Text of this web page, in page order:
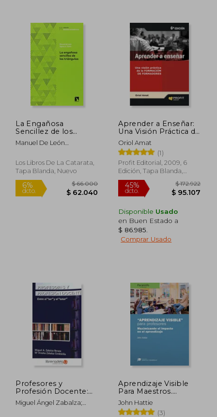
45%
dcto.
$ 178.377
$ 98.107
45%
dcto.
La Engañosa
Sencillez de los
Triángulos
Manuel De León
García-Longoria
Los Libros De La Catarata,
Tapa Blanda, Nuevo
6%
dcto. $ 62.040
Aprender a Enseñar:
Una Visión Práctica de
la Formación de
Formadores
Oriol Amat
(1)
Profit Editorial, 2009, 6
Edición, Tapa Blanda,
Nuevo
45%
dcto.
Disponible Usado
en Buen Estado a
$ 86.985
Comprar Usado
Profesores y
Profesión Docente:
Entre el "Ser" y el
"Estar": 11 (Educadores
Miguel Ángel Zabalza;
Aprendizaje Visible
Para Maestros.
Coleccion: Didactica y
Desarrollo
John Hattie
(3)